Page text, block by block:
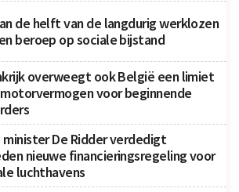
de helft van de langdurig werklozen
beroep op sociale bijstand
overweegt ook België een limiet
voor beginnende
minister De Ridder verdedigt
nieuwe financieringsregeling voor
luchthavens